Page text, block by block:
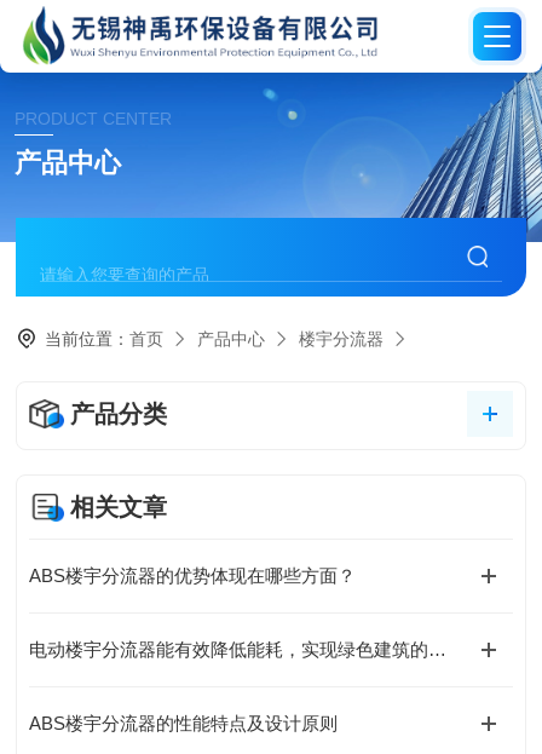
PRODUCT CENTER
产品中心
当前位置：首页 产品中心 楼宇分流器
产品分类
相关文章
ABS楼宇分流器的优势体现在哪些方面？
电动楼宇分流器能有效降低能耗，实现绿色建筑的目标
ABS楼宇分流器的性能特点及设计原则